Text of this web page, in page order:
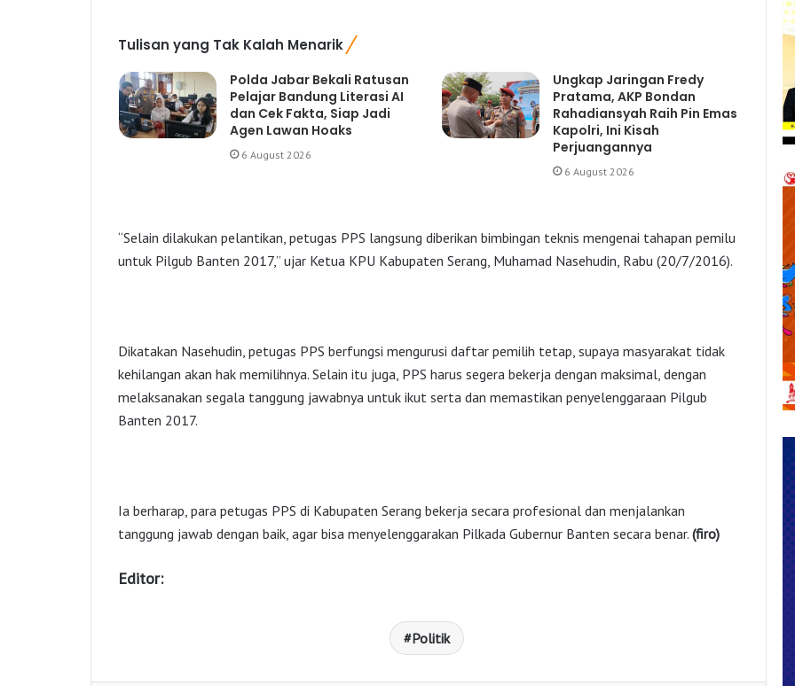
Tulisan yang Tak Kalah Menarik
Polda Jabar Bekali Ratusan
Pelajar Bandung Literasi AI
dan Cek Fakta, Siap Jadi
Agen Lawan Hoaks
6 August 2026
Ungkap Jaringan Fredy
Pratama, AKP Bondan
Rahadiansyah Raih Pin Emas
Kapolri, Ini Kisah
Perjuangannya
6 August 2026
“Selain dilakukan pelantikan, petugas PPS langsung diberikan bimbingan teknis mengenai tahapan pemilu
untuk Pilgub Banten 2017,” ujar Ketua KPU Kabupaten Serang, Muhamad Nasehudin, Rabu (20/7/2016).
Dikatakan Nasehudin, petugas PPS berfungsi mengurusi daftar pemilih tetap, supaya masyarakat tidak
kehilangan akan hak memilihnya. Selain itu juga, PPS harus segera bekerja dengan maksimal, dengan
melaksanakan segala tanggung jawabnya untuk ikut serta dan memastikan penyelenggaraan Pilgub
Banten 2017.
Ia berharap, para petugas PPS di Kabupaten Serang bekerja secara profesional dan menjalankan
tanggung jawab dengan baik, agar bisa menyelenggarakan Pilkada Gubernur Banten secara benar. (firo)
Editor:
Politik